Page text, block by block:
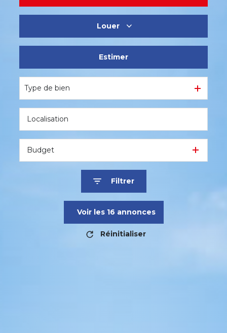
Louer
Estimer
Type de bien
Budget
Filtrer
Voir les 16 annonces
Réinitialiser